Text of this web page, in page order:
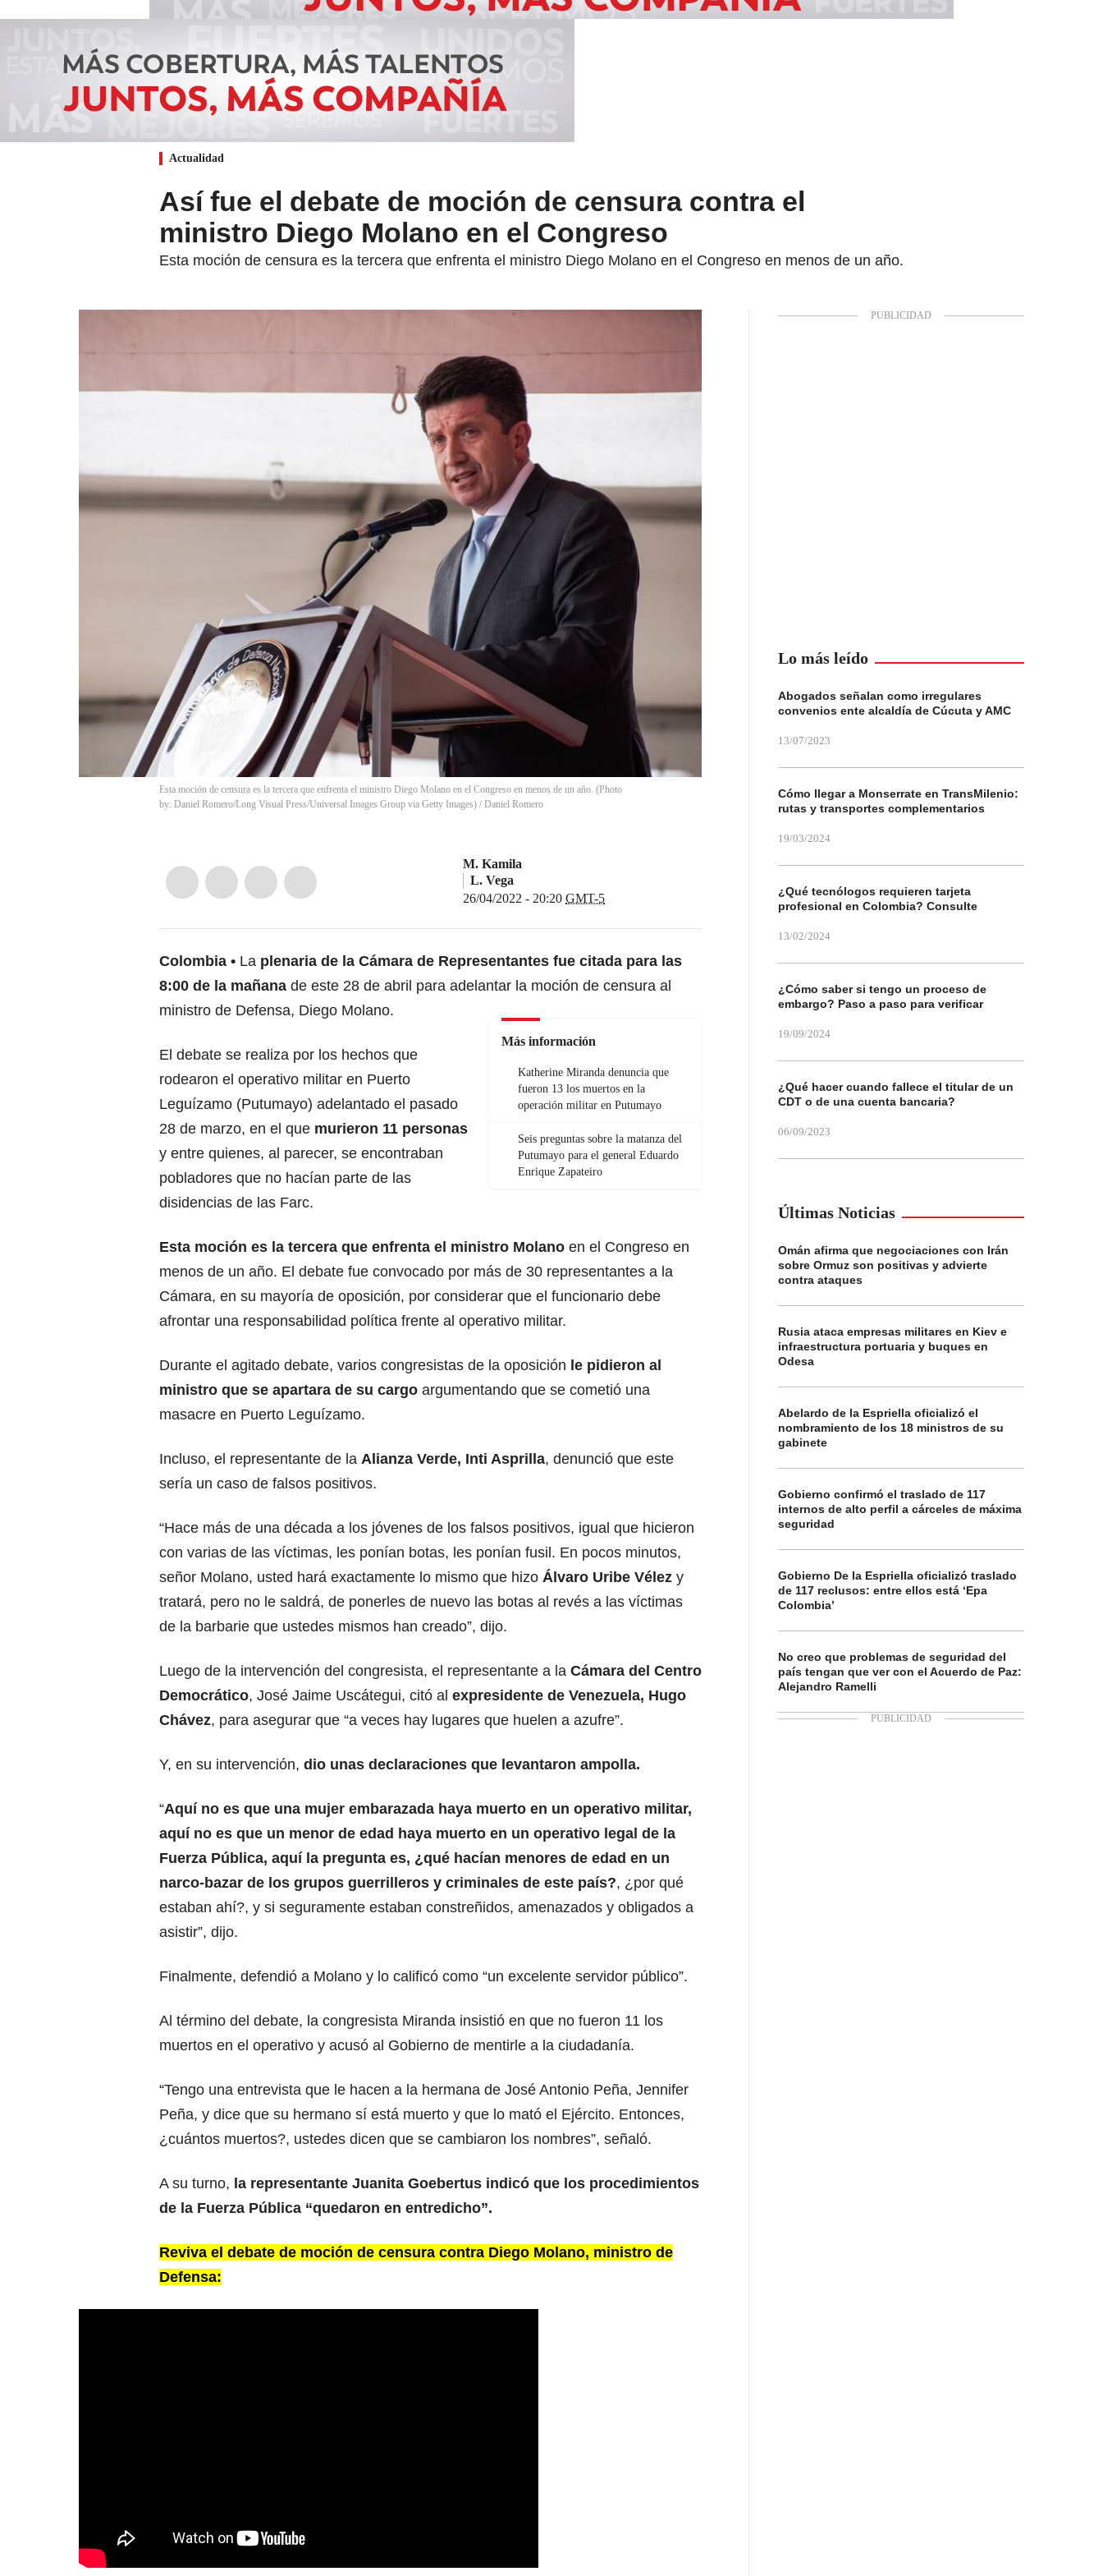
Actualidad
Así fue el debate de moción de censura contra el
ministro Diego Molano en el Congreso
Esta moción de censura es la tercera que enfrenta el ministro Diego Molano en el Congreso en menos de un año.
Esta moción de censura es la tercera que enfrenta el ministro Diego Molano en el Congreso en menos de un año. (Photo
by: Daniel Romero/Long Visual Press/Universal Images Group via Getty Images) / Daniel Romero
M. Kamila
L. Vega
26/04/2022 - 20:20 GMT-5
Colombia La plenaria de la Cámara de Representantes fue citada para las
8:00 de la mañana de este 28 de abril para adelantar la moción de censura al
ministro de Defensa, Diego Molano.
Más información
Katherine Miranda denuncia que
fueron 13 los muertos en la
operación militar en Putumayo
Seis preguntas sobre la matanza del
Putumayo para el general Eduardo
Enrique Zapateiro
El debate se realiza por los hechos que
rodearon el operativo militar en Puerto
Leguízamo (Putumayo) adelantado el pasado
28 de marzo, en el que murieron 11 personas
y entre quienes, al parecer, se encontraban
pobladores que no hacían parte de las
disidencias de las Farc.
Esta moción es la tercera que enfrenta el ministro Molano en el Congreso en
menos de un año. El debate fue convocado por más de 30 representantes a la
Cámara, en su mayoría de oposición, por considerar que el funcionario debe
afrontar una responsabilidad política frente al operativo militar.
Durante el agitado debate, varios congresistas de la oposición le pidieron al
ministro que se apartara de su cargo argumentando que se cometió una
masacre en Puerto Leguízamo.
Incluso, el representante de la Alianza Verde, Inti Asprilla, denunció que este
sería un caso de falsos positivos.
“Hace más de una década a los jóvenes de los falsos positivos, igual que hicieron
con varias de las víctimas, les ponían botas, les ponían fusil. En pocos minutos,
señor Molano, usted hará exactamente lo mismo que hizo Álvaro Uribe Vélez y
tratará, pero no le saldrá, de ponerles de nuevo las botas al revés a las víctimas
de la barbarie que ustedes mismos han creado”, dijo.
Luego de la intervención del congresista, el representante a la Cámara del Centro
Democrático, José Jaime Uscátegui, citó al expresidente de Venezuela, Hugo
Chávez, para asegurar que “a veces hay lugares que huelen a azufre”.
Y, en su intervención, dio unas declaraciones que levantaron ampolla.
“Aquí no es que una mujer embarazada haya muerto en un operativo militar,
aquí no es que un menor de edad haya muerto en un operativo legal de la
Fuerza Pública, aquí la pregunta es, ¿qué hacían menores de edad en un
narco-bazar de los grupos guerrilleros y criminales de este país?, ¿por qué
estaban ahí?, y si seguramente estaban constreñidos, amenazados y obligados a
asistir”, dijo.
Finalmente, defendió a Molano y lo calificó como “un excelente servidor público”.
Al término del debate, la congresista Miranda insistió en que no fueron 11 los
muertos en el operativo y acusó al Gobierno de mentirle a la ciudadanía.
“Tengo una entrevista que le hacen a la hermana de José Antonio Peña, Jennifer
Peña, y dice que su hermano sí está muerto y que lo mató el Ejército. Entonces,
¿cuántos muertos?, ustedes dicen que se cambiaron los nombres”, señaló.
A su turno, la representante Juanita Goebertus indicó que los procedimientos
de la Fuerza Pública “quedaron en entredicho”.
Reviva el debate de moción de censura contra Diego Molano, ministro de
Defensa:
Lo más leído
Abogados señalan como irregulares
convenios ente alcaldía de Cúcuta y AMC
13/07/2023
Cómo llegar a Monserrate en TransMilenio:
rutas y transportes complementarios
19/03/2024
¿Qué tecnólogos requieren tarjeta
profesional en Colombia? Consulte
13/02/2024
¿Cómo saber si tengo un proceso de
embargo? Paso a paso para verificar
19/09/2024
¿Qué hacer cuando fallece el titular de un
CDT o de una cuenta bancaria?
06/09/2023
Últimas Noticias
Omán afirma que negociaciones con Irán
sobre Ormuz son positivas y advierte
contra ataques
Rusia ataca empresas militares en Kiev e
infraestructura portuaria y buques en
Odesa
Abelardo de la Espriella oficializó el
nombramiento de los 18 ministros de su
gabinete
Gobierno confirmó el traslado de 117
internos de alto perfil a cárceles de máxima
seguridad
Gobierno De la Espriella oficializó traslado
de 117 reclusos: entre ellos está ‘Epa
Colombia’
No creo que problemas de seguridad del
país tengan que ver con el Acuerdo de Paz:
Alejandro Ramelli